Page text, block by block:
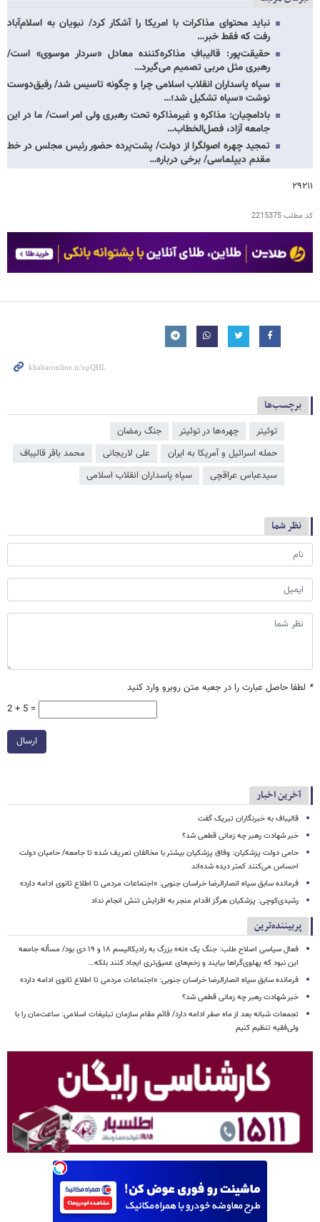
نباید محتوای مذاکرات با امریکا را آشکار کرد/ نبویان به اسلام‌آباد
رفت که فقط خبر…
حقیقت‌پور: قالیبافِ مذاکره‌کننده معادل «سردار موسوی» است/
رهبری مثل مربی تصمیم می‌گیرد…
سپاه پاسداران انقلاب اسلامی چرا و چگونه تاسیس شد/ رفیق‌دوست
نوشت «سپاه تشکیل شد؛…
بادامچیان: مذاکره و غیرمذاکره تحت رهبری ولی امر است/ ما در این
جامعه آزاد، فصل‌الخطاب…
تمجید چهره اصولگرا از دولت/ پشت‌پرده حضور رئیس مجلس در خط
مقدم دیپلماسی/ برخی درباره…
۲۹۲۱۱
کد مطلب2215375
برچسب‌ها
توئیتر چهره‌ها در توئیتر
جنگ رمضان
حمله اسرائیل و آمریکا به ایران
علی لاریجانی
محمد باقر قالیباف
سیدعباس عراقچی
سپاه پاسداران انقلاب اسلامی
نظر شما
* لطفا حاصل عبارت را در جعبه متن روبرو وارد کنید
2 + 5 =
ارسال
آخرین اخبار
قالیباف به خبرنگاران تبریک گفت
خبر شهادت رهبر چه زمانی قطعی شد؟
حامی دولت پزشکیان: وفاق پزشکیان بیشتر با مخالفان تعریف شده تا جامعه/ حامیان دولت
احساس می‌کنند کمتر دیده شده‌اند
فرمانده سابق سپاه انصارالرضا خراسان جنوبی: «اجتماعات مردمی تا اطلاع ثانوی ادامه دارد»
رشیدی‌کوچی: پزشکیان هرگز اقدام منجر به افزایش تنش انجام نداد
پربیننده‌ترین
فعال سیاسی اصلاح طلب: جنگ یک «نه» بزرگ به رادیکالیسم ۱۸ و ۱۹ دی بود/ مسأله جامعه
این نبود که پهلوی‌گراها بیایند و زخم‌های عمیق‌تری ایجاد کنند بلکه...
فرمانده سابق سپاه انصارالرضا خراسان جنوبی: «اجتماعات مردمی تا اطلاع ثانوی ادامه دارد»
خبر شهادت رهبر چه زمانی قطعی شد؟
تجمعات شبانه بعد از ماه صفر ادامه دارد/ قائم مقام سازمان تبلیغات اسلامی: ساعت‌مان را با
ولی‌فقیه تنظیم‌ کنیم